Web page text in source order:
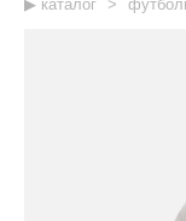
▶︎ каталог >